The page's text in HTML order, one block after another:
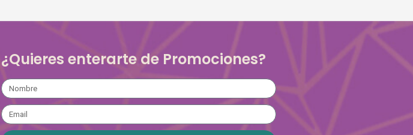
¿Quieres enterarte de Promociones?